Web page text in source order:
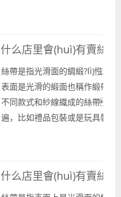
什么店里會(huì)有賣絲
絲帶是指光滑面的綢緞?lì)惤z
表面是光滑的緞面也稱作緞帶，
不同款式和紗線織成的絲帶。
遍，比如禮品包裝或是玩具裝
什么店里會(huì)有賣絲